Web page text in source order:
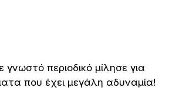
περιοδικό μίλησε για
που έχει μεγάλη αδυναμία!